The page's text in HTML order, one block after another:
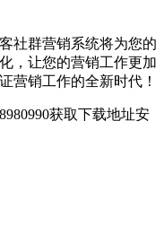
社群营销系统将为您的
，让您的营销工作更加
营销工作的全新时代！
获取下载地址安